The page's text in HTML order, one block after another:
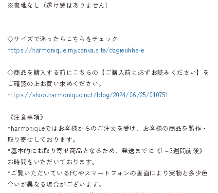
※裏地なし（透け感はありません）
◇サイズで迷ったらこちらをチェック
https://harmonique.my.canva.site/dagieuhhs-e
◇商品を購入する前にこちらの【ご購入前に必ずお読みください】を
ご確認の上お買い求めください。
https://shop.harmonique.net/blog/2024/06/25/010751
《注意事項》
*harmoniqueではお客様からのご注文を受け、お客様の商品を製作・
取り寄せしております。
*基本的にお取り寄せ商品となるため、発送までに《1～3週間前後》
お時間をいただいております。
*ご覧いただいているPCやスマートフォンの画面により実物と多少色
合いが異なる場合がございます。